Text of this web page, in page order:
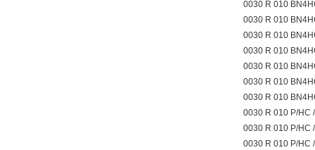
0030 R 010
0030 R 010
0030 R 010
0030 R 010
0030 R 010
0030 R 010
0030 R 010
0030 R 010 P/HC
0030 R 010 P/HC
0030 R 010 P/HC